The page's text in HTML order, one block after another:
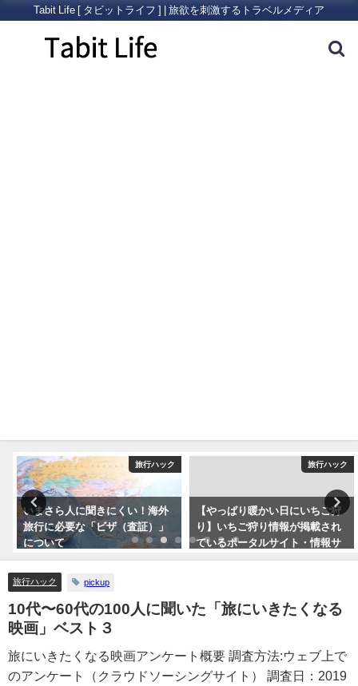
Tabit Life [ タビットライフ ] | 旅欲を刺激するトラベルメディア
旅行ハック
いまさら人に聞きにくい！海外
旅行に必要な「ビザ（査証）」
について
旅行ハック
【やっぱり暖かい日にいちご狩
り】いちご狩り情報が掲載され
ているポータルサイト・情報サ
イトまとめ5つ
旅行ハック pickup
10代〜60代の100人に聞いた「旅にいきたくなる
映画」ベスト３
旅にいきたくなる映画アンケート概要 調査方法:ウェブ上で
のアンケート（クラウドソーシングサイト） 調査日：2019